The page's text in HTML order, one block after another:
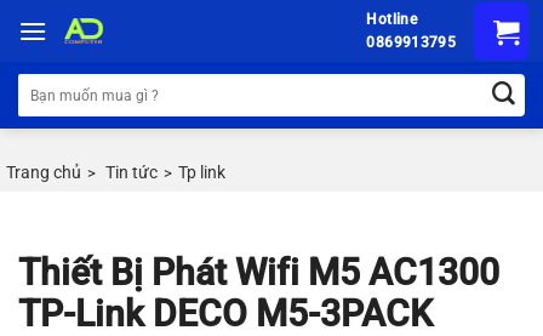
đến
nội
dung
Hotline
0869913795
Tìm
kiếm:
Trang chủ > Tin tức > Tp link
Thiết Bị Phát Wifi M5 AC1300
TP-Link DECO M5-3PACK